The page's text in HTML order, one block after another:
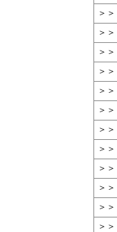
＞＞
＞＞
＞＞
＞＞
＞＞
＞＞
＞＞
＞＞
＞＞
＞＞
＞＞
＞＞